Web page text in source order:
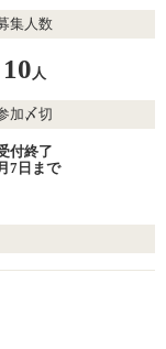
集人数
10人
加〆切
付終了
7日まで